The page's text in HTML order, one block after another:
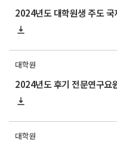
2024년도 대학원생 주도
대학원
대학원